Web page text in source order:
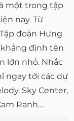
một trong tập
nay. Từ
đoàn Hưng
định tên
lớn nhỏ. Nhắc
ngay tới các dự
Sky Center,
Ranh….